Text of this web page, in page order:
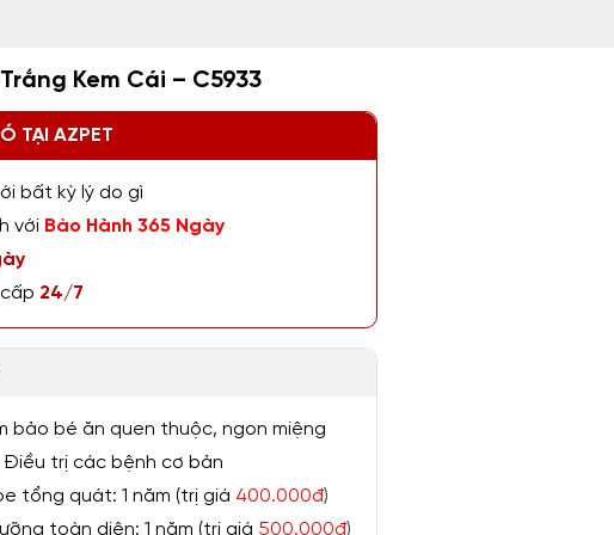
Kem Cái – C5933
TẠI AZPET
bất kỳ lý do gì
với Bảo Hành 365 Ngày
24/7
bảo bé ăn quen thuộc, ngon miệng
Điều trị các bệnh cơ bản
tổng quát: 1 năm (trị giá 400.000đ)
toàn diện: 1 năm (trị giá 500.000đ)